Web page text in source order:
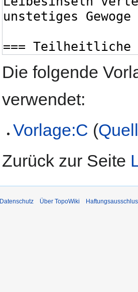
Die folgende
verwendet:
Vorlage:C (
Zurück zur Seite
Datenschutz Über TopoWiki